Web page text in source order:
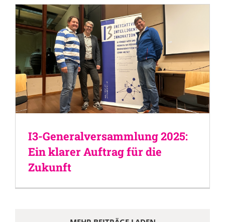
I3-Generalversammlung 2025:
Ein klarer Auftrag für die
Zukunft